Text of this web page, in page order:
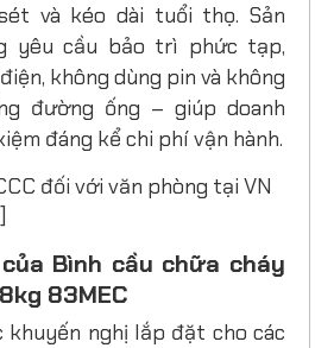
và kéo dài tuổi thọ. Sản
yêu cầu bảo trì phức tạp,
không dùng pin và không
đường ống – giúp doanh
đáng kể chi phí vận hành.
Bình cầu chữa cháy
83MEC
khuyến nghị lắp đặt cho các